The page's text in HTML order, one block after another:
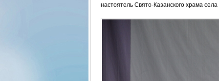
настоятель Свято-Казанского храма